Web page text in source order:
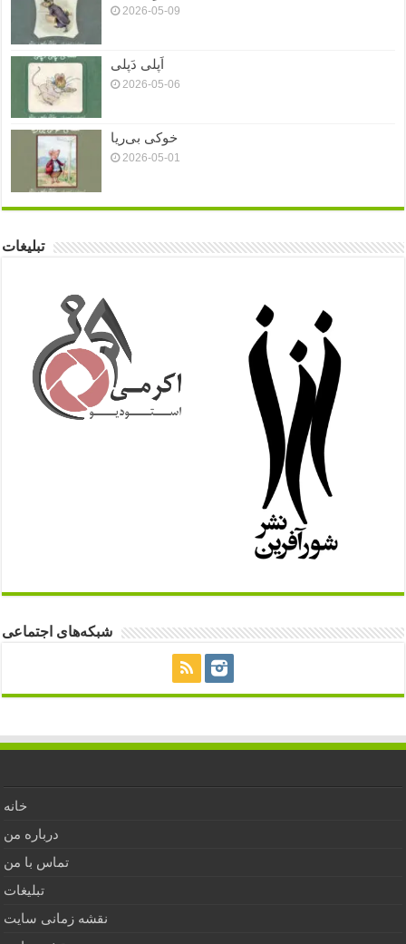
2026-05-09
اَپلی دَپلی
2026-05-06
خوکی بی‌ریا
2026-05-01
تبلیغات
شبکه‌های اجتماعی
خانه
درباره من
تماس با من
تبلیغات
نقشه زمانی سایت